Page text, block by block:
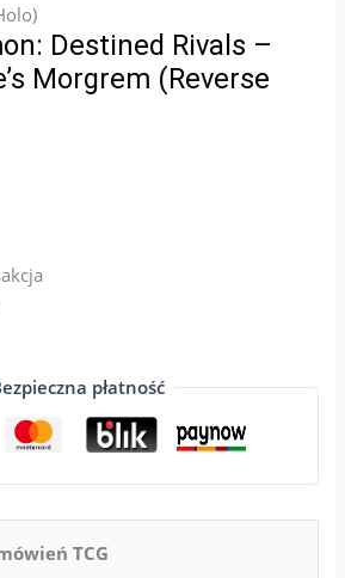
Destined Rivals –
Morgrem (Reverse
płatność
TCG